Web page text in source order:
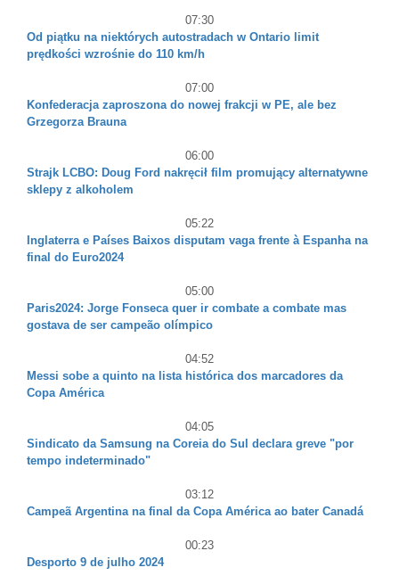
07:30
Od piątku na niektórych autostradach w Ontario limit
prędkości wzrośnie do 110 km/h
07:00
Konfederacja zaproszona do nowej frakcji w PE, ale bez
Grzegorza Brauna
06:00
Strajk LCBO: Doug Ford nakręcił film promujący alternatywne
sklepy z alkoholem
05:22
Inglaterra e Países Baixos disputam vaga frente à Espanha na
final do Euro2024
05:00
Paris2024: Jorge Fonseca quer ir combate a combate mas
gostava de ser campeão olímpico
04:52
Messi sobe a quinto na lista histórica dos marcadores da
Copa América
04:05
Sindicato da Samsung na Coreia do Sul declara greve "por
tempo indeterminado"
03:12
Campeã Argentina na final da Copa América ao bater Canadá
00:23
Desporto 9 de julho 2024